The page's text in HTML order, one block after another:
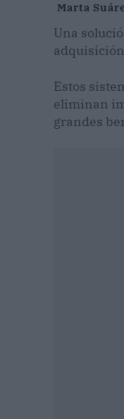
Marta
Una
Estos
eliminan
grandes